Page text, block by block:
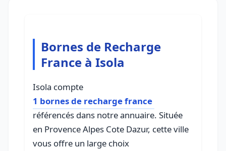
Bornes de Recharge
France à Isola
Isola compte
1 bornes de recharge france
référencés dans notre annuaire. Située
en Provence Alpes Cote Dazur, cette ville
vous offre un large choix